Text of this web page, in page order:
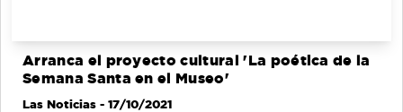
Arranca el proyecto cultural 'La poética de la
Semana Santa en el Museo'
Las Noticias - 17/10/2021